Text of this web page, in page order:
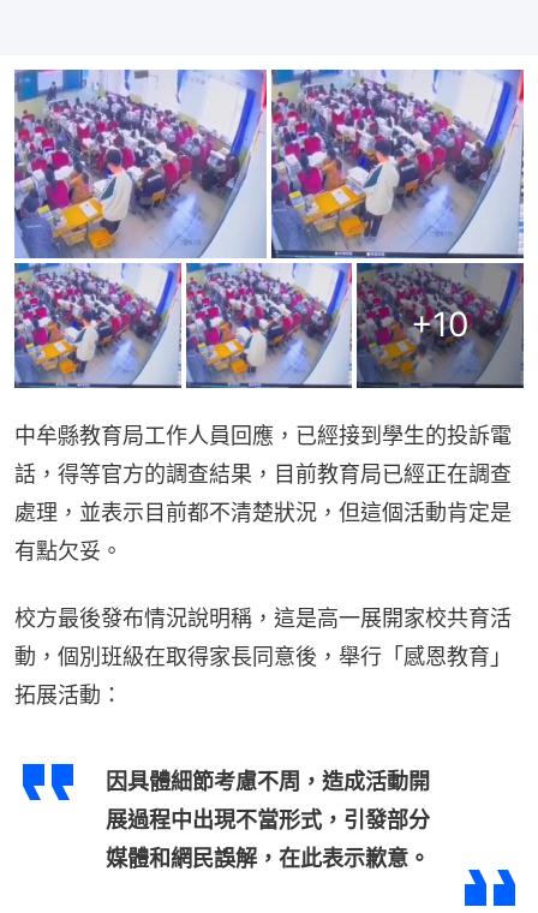
+10
中牟縣教育局工作人員回應，已經接到學生的投訴電
話，得等官方的調查結果，目前教育局已經正在調查
處理，並表示目前都不清楚狀況，但這個活動肯定是
有點欠妥。
校方最後發布情況說明稱，這是高一展開家校共育活
動，個別班級在取得家長同意後，舉行「感恩教育」
拓展活動：
因具體細節考慮不周，造成活動開
展過程中出現不當形式，引發部分
媒體和網民誤解，在此表示歉意。